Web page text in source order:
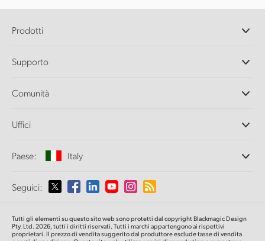
Prodotti
DaVinci Resolve e Fusion
Ultimatte
Acquisizione e riproduzione
Conversione di standard
Monitoraggio
Archiviazione in rete
Routing e distribuzione
Streaming e codifica
Supporto
Centro assistenza
Comunità
Uffici
Chi siamo
Media
Paese: Italy
Seleziona un Paese
Australia
Seguici:
Tutti gli elementi su questo sito web sono protetti dal copyright Blackmagic Design
Pty. Ltd. 2026, tutti i diritti riservati. Tutti i marchi appartengono ai rispettivi
proprietari. Il prezzo di vendita suggerito dal produttore esclude tasse di vendita